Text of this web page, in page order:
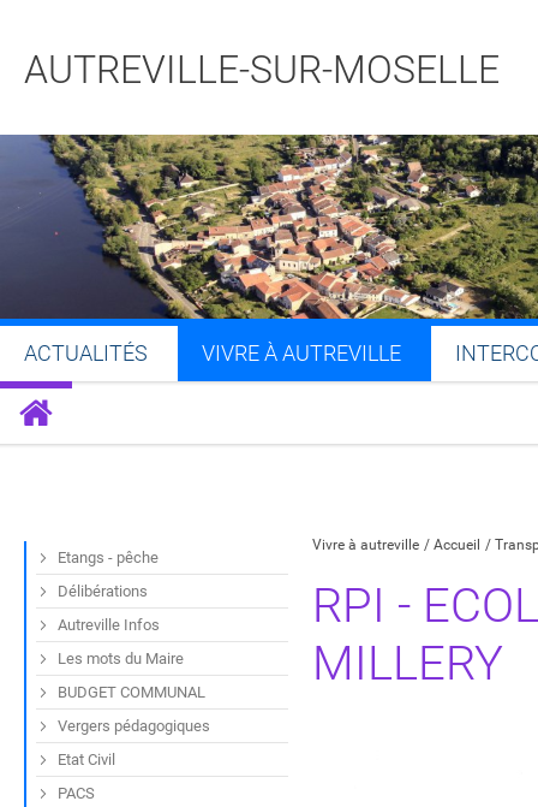
AUTREVILLE-SUR-MOSELLE
ACTUALITÉS VIVRE À AUTREVILLE
Vivre à autreville Accueil
RPI -
MILLERY
Etangs - pêche
Délibérations
Autreville Infos
Les mots du Maire
BUDGET COMMUNAL
Vergers pédagogiques
Etat Civil
PACS